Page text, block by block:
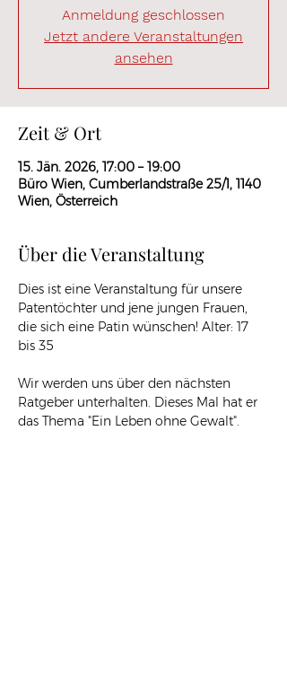
Anmeldung geschlossen
Jetzt andere Veranstaltungen
ansehen
Zeit & Ort
15. Jän. 2026, 17:00 – 19:00
Büro Wien, Cumberlandstraße 25/1, 1140
Wien, Österreich
Über die Veranstaltung
Dies ist eine Veranstaltung für unsere
Patentöchter und jene jungen Frauen,
die sich eine Patin wünschen! Alter: 17
bis 35
Wir werden uns über den nächsten
Ratgeber unterhalten. Dieses Mal hat er
das Thema "Ein Leben ohne Gewalt".